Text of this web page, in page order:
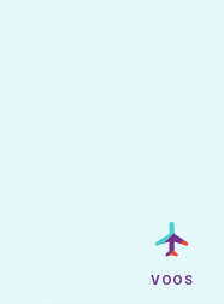
VOOS